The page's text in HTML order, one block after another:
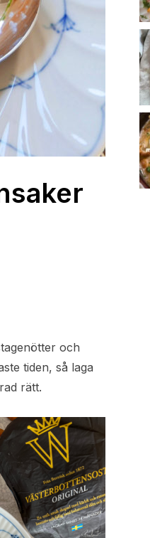
och
tiden, så laga
rätt.